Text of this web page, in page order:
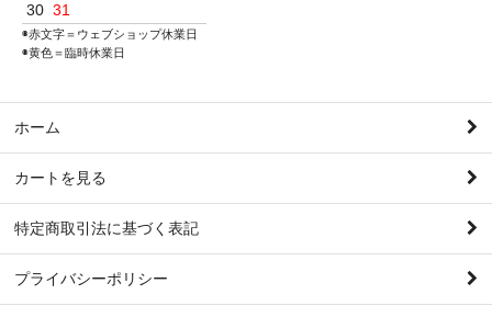
30 31
◉赤文字＝ウェブショップ休業日
◉黄色＝臨時休業日
ホーム
カートを見る
特定商取引法に基づく表記
プライバシーポリシー